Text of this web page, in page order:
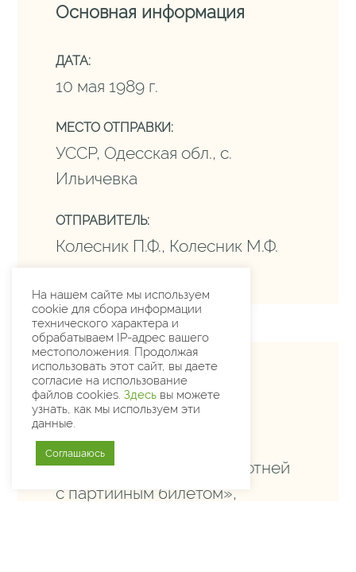
Основная информация
ДАТА:
10 мая 1989 г.
МЕСТО ОТПРАВКИ:
УССР, Одесская обл., с.
Ильичевка
ОТПРАВИТЕЛЬ:
Колесник П.Ф., Колесник М.Ф.
Содержание
Супруги разоблачают
«лжекоммунистов, оборотней
с партийным билетом»,
На нашем сайте мы используем
cookie для сбора информации
технического характера и
обрабатываем IP-адрес вашего
местоположения. Продолжая
использовать этот сайт, вы даете
согласие на использование
файлов cookies. Здесь вы можете
узнать, как мы используем эти
данные.
Соглашаюсь